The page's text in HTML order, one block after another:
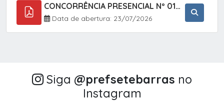
CONCORRÊNCIA PRESENCIAL Nº 018/2026 - PAVIMENTAÇÃO ASFÁLTICA NO BAIRRO VOTUPOCA ? ESTRADA DA RAPOSA, NO MUNICÍPIO DE SETE BARRAS/SP
Data de abertura: 23/07/2026
Siga @‌prefsetebarras no
Instagram